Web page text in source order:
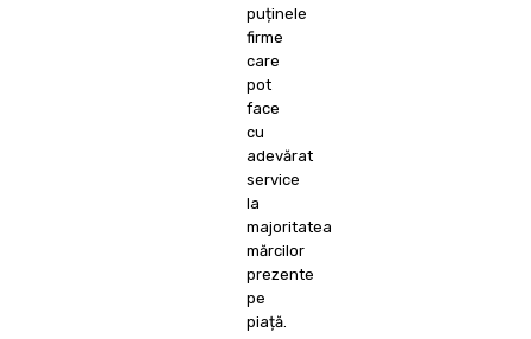
puținele
firme
care
pot
face
cu
adevărat
service
la
majoritatea
mărcilor
prezente
pe
piață.